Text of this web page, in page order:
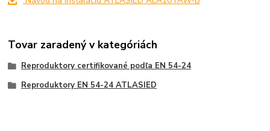
Tovar zaradený v kategóriách
Reproduktory certifikované podľa EN 54-24
Reproduktory EN 54-24 ATLASIED